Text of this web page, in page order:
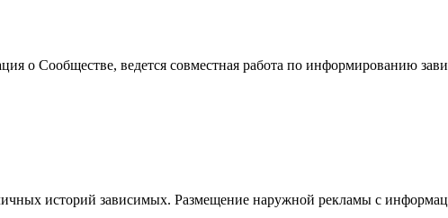
о Сообществе, ведется совместная работа по информированию
историй зависимых. Размещение наружной рекламы с